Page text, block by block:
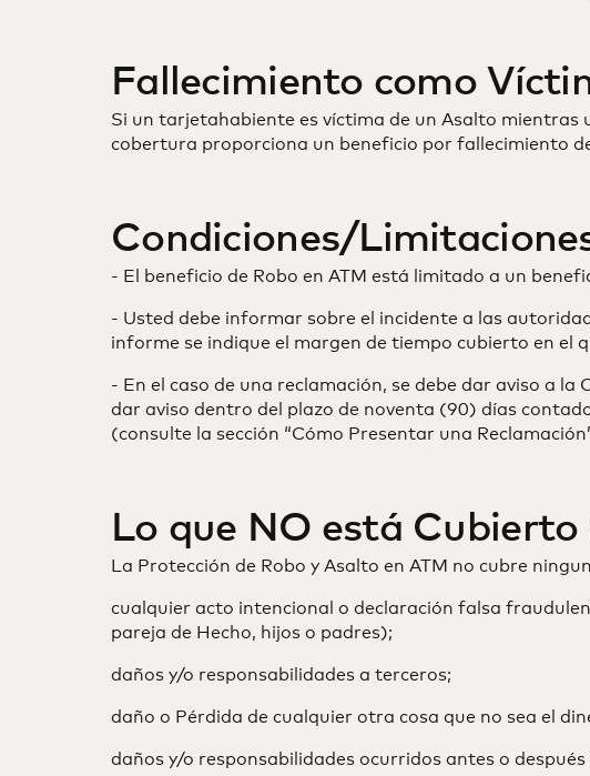
Fallecimiento como
Si un tarjetahabiente es víctima de un Asalto mientras
cobertura proporciona un beneficio por fallecimiento
Condiciones/
- El beneficio de Robo en ATM está limitado a un
- Usted debe informar sobre el incidente a las
informe se indique el margen de tiempo cubierto en el
- En el caso de una reclamación, se debe dar aviso a
dar aviso dentro del plazo de noventa (90) días
(consulte la sección “Cómo Presentar una
Lo que NO está Cubierto
La Protección de Robo y Asalto en ATM no cubre
cualquier acto intencional o declaración falsa
pareja de Hecho, hijos o padres);
daños y/o responsabilidades a terceros;
daño o Pérdida de cualquier otra cosa que no sea el
daños y/o responsabilidades ocurridos antes o